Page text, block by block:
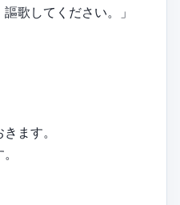
歌してください。」
ます。